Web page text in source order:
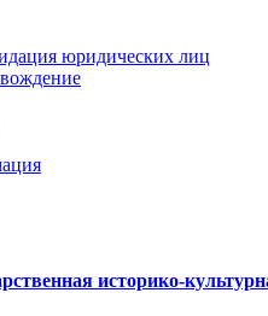
юридических лиц
историко-